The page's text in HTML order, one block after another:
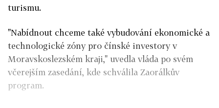
turismu.
"Nabídnout chceme také vybudování ekonomické a
technologické zóny pro čínské investory v
Moravskoslezském kraji," uvedla vláda po svém
včerejším zasedání, kde schválila Zaorálkův
program.